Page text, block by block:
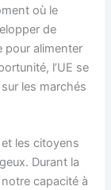
où le
de
pour alimenter
l’UE se
les marchés
les citoyens
Durant la
capacité à